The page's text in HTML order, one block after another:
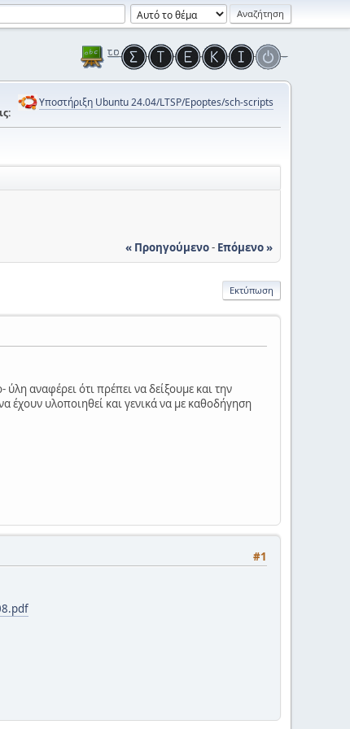
Υποστήριξη Ubuntu 24.04/LTSP/Epoptes/sch-scripts
« Προηγούμενο- Επόμενο »
Εκτύπωση
αναφέρει ότι πρέπει να δείξουμε και την
υλοποιηθεί και γενικά να με καθοδήγηση
#1